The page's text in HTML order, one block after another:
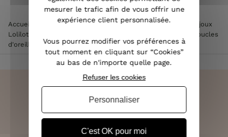
Accueil Accessoires de mode femme >Bijoux femme
Bijoux
Lolilota & Lol femme
Boucles
d'oreilles LOL Planchina
LIVRAISON RAPIDE
OFFERTE DÈS 70€
mesurer le trafic afin de vous offrir une
expérience client personnalisée.
Vous pourrez modifier vos préférences à
tout moment en cliquant sur “Cookies”
au bas de n'importe quelle page.
C'est OK pour moi
Refuser les cookies
Personnaliser